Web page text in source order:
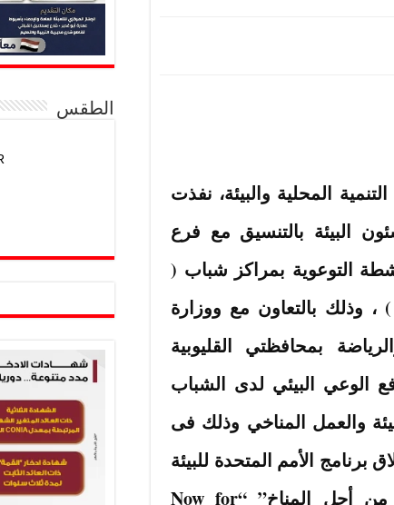
المحلية والبيئة، نفذت
البيئة بالتنسيق مع فرع
التوعوية بمراكز شباب (
، وذلك بالتعاون مع ووزارة
بمحافظتي القليوبية
الوعي البيئي لدى الشباب
والعمل المناخي وذلك فى
بيوم البيئة العالمي ٢٠٢٦ وإطلاق برنامج الأمم المتحدة للبيئة
حملة عالمية تفاعلية تحت شعار ” الآن من أجل المناخ” “Now for
الطقس